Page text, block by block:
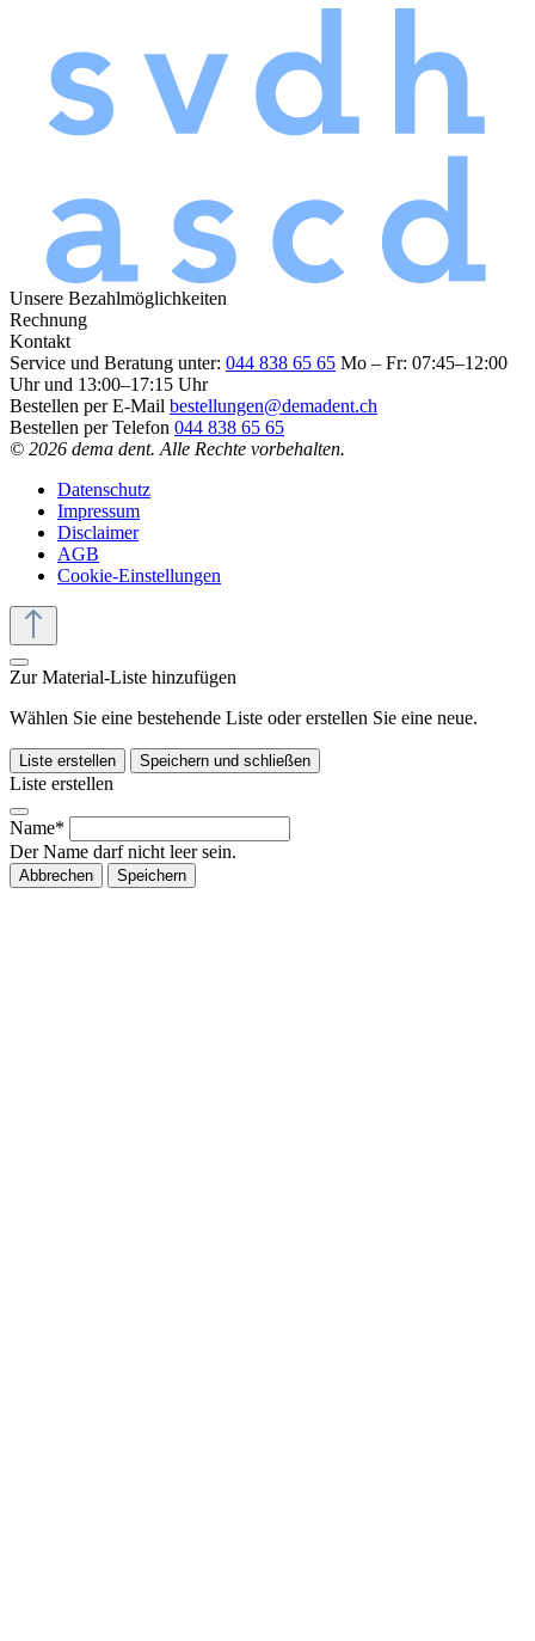
Unsere Bezahlmöglichkeiten
Rechnung
Kontakt
Service und Beratung unter: 044 838 65 65 Mo – Fr: 07:45–12:00
Uhr und 13:00–17:15 Uhr
Bestellen per E-Mail bestellungen@demadent.ch
Bestellen per Telefon 044 838 65 65
© 2026 dema dent. Alle Rechte vorbehalten.
Datenschutz
Impressum
Disclaimer
AGB
Cookie-Einstellungen
Zur Material-Liste hinzufügen
Wählen Sie eine bestehende Liste oder erstellen Sie eine neue.
Liste erstellen Speichern und schließen
Liste erstellen
Name*
Der Name darf nicht leer sein.
Abbrechen Speichern